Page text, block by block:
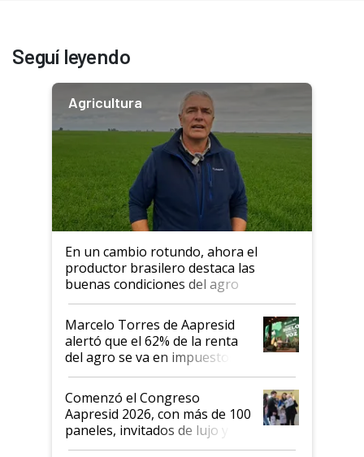
Seguí leyendo
Agricultura
En un cambio rotundo, ahora el
productor brasilero destaca las
buenas condiciones del agro
argentino para invertir: "Los veo
más motivados"
Marcelo Torres de Aapresid
alertó que el 62% de la renta
del agro se va en impuestos:
"No es bueno que en
Argentina se sigan discutiendo
las mismas cosas de hace 50
años"
Comenzó el Congreso
Aapresid 2026, con más de 100
paneles, invitados de lujo y
todas las tendencias